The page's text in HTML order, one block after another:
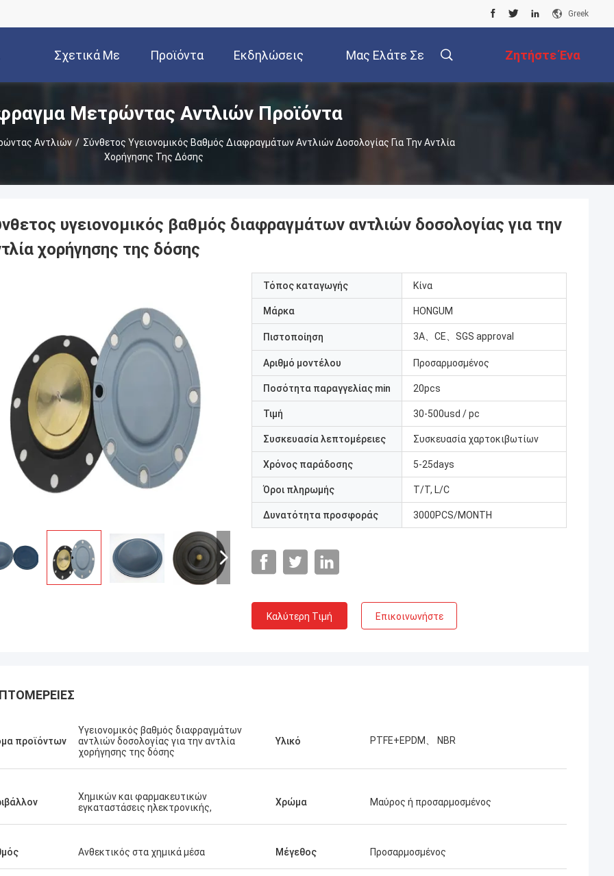
Greek
Σχετικά Με
Εμάς
Προϊόντα Εκδηλώσεις Μας Ελάτε Σε Ζητήστε Ένα
Απόσπασμα
Μετρώντας Αντλιών Προϊόντα
Αντλιών / Σύνθετος Υγειονομικός Βαθμός Διαφραγμάτων Αντλιών Δοσολογίας Για Την Αντλία
Χορήγησης Της Δόσης
υγειονομικός βαθμός διαφραγμάτων αντλιών δοσολογίας για την
χορήγησης της δόσης
Τόπος καταγωγής Κίνα
Μάρκα HONGUM
Πιστοποίηση 3A、CE、SGS approval
Αριθμό μοντέλου Προσαρμοσμένος
Ποσότητα παραγγελίας min 20pcs
Τιμή 30-500usd / pc
Συσκευασία λεπτομέρειες Συσκευασία χαρτοκιβωτίων
Χρόνος παράδοσης 5-25days
Όροι πληρωμής T/T, L/C
Δυνατότητα προσφοράς 3000PCS/MONTH
Καλύτερη Τιμή Επικοινωνήστε
προϊόντων
Υγειονομικός βαθμός διαφραγμάτων
αντλιών δοσολογίας για την αντλία
χορήγησης της δόσης
Υλικό PTFE+EPDM、 NBR
Χημικών και φαρμακευτικών
εγκαταστάσεις ηλεκτρονικής,
Χρώμα Μαύρος ή προσαρμοσμένος
Ανθεκτικός στα χημικά μέσα Μέγεθος Προσαρμοσμένος